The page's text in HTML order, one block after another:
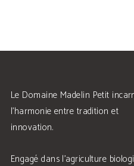
Le Domaine Madelin Petit
l'harmonie entre tradition et
innovation.
Engagé dans l'agriculture